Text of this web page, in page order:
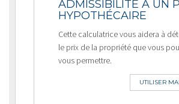
ADMISSIBILITÉ À UN
HYPOTHÉCAIRE
Cette calculatrice vous aidera à
le prix de la propriété que vous
vous permettre.
UTILISER